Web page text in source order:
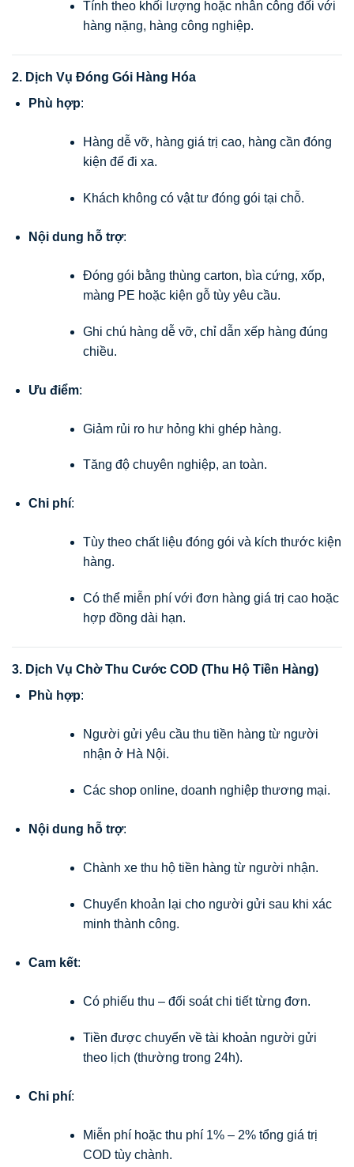
Tính theo khối lượng hoặc nhân công đối với
hàng nặng, hàng công nghiệp.
2. Dịch Vụ Đóng Gói Hàng Hóa
Phù hợp:
Hàng dễ vỡ, hàng giá trị cao, hàng cần đóng
kiện để đi xa.
Khách không có vật tư đóng gói tại chỗ.
Nội dung hỗ trợ:
Đóng gói bằng thùng carton, bìa cứng, xốp,
màng PE hoặc kiện gỗ tùy yêu cầu.
Ghi chú hàng dễ vỡ, chỉ dẫn xếp hàng đúng
chiều.
Ưu điểm:
Giảm rủi ro hư hỏng khi ghép hàng.
Tăng độ chuyên nghiệp, an toàn.
Chi phí:
Tùy theo chất liệu đóng gói và kích thước kiện
hàng.
Có thể miễn phí với đơn hàng giá trị cao hoặc
hợp đồng dài hạn.
3. Dịch Vụ Chờ Thu Cước COD (Thu Hộ Tiền Hàng)
Phù hợp:
Người gửi yêu cầu thu tiền hàng từ người
nhận ở Hà Nội.
Các shop online, doanh nghiệp thương mại.
Nội dung hỗ trợ:
Chành xe thu hộ tiền hàng từ người nhận.
Chuyển khoản lại cho người gửi sau khi xác
minh thành công.
Cam kết:
Có phiếu thu – đối soát chi tiết từng đơn.
Tiền được chuyển về tài khoản người gửi
theo lịch (thường trong 24h).
Chi phí:
Miễn phí hoặc thu phí 1% – 2% tổng giá trị
COD tùy chành.